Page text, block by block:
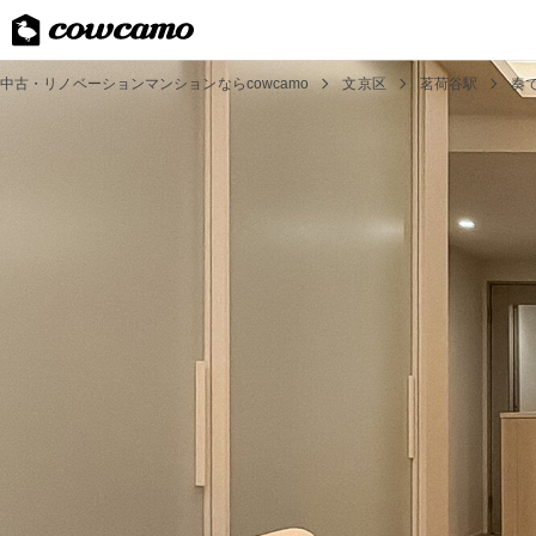
中古・リノベーションマンションならcowcamo 文京区 茗荷谷駅 奏